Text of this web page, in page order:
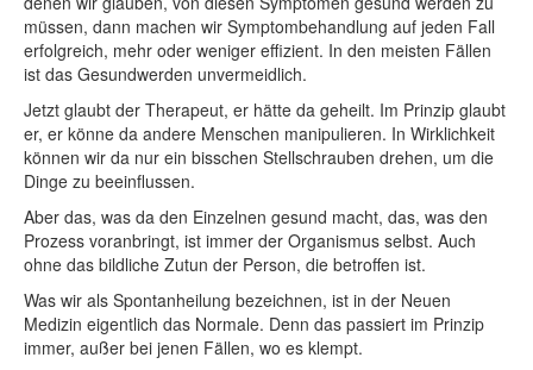
müssen, dann machen wir Symptombehandlung auf jeden Fall
erfolgreich, mehr oder weniger effizient. In den meisten Fällen
ist das Gesundwerden unvermeidlich.
Jetzt glaubt der Therapeut, er hätte da geheilt. Im Prinzip glaubt
er, er könne da andere Menschen manipulieren. In Wirklichkeit
können wir da nur ein bisschen Stellschrauben drehen, um die
Dinge zu beeinflussen.
Aber das, was da den Einzelnen gesund macht, das, was den
Prozess voranbringt, ist immer der Organismus selbst. Auch
ohne das bildliche Zutun der Person, die betroffen ist.
Was wir als Spontanheilung bezeichnen, ist in der Neuen
Medizin eigentlich das Normale. Denn das passiert im Prinzip
immer, außer bei jenen Fällen, wo es klempt.